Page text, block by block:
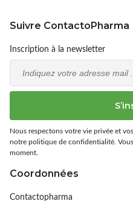
Suivre ContactoPharma
Inscription à la newsletter
Email
Nous respectons votre vie privée et
notre politique de confidentialité.
moment.
Coordonnées
Contactopharma